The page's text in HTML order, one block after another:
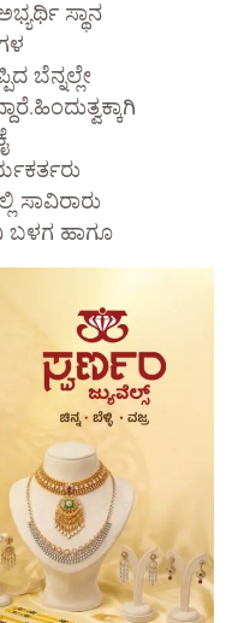
ಸ್ಥಾನ
ಬೆನ್ನಲ್ಲೇ
ಸಾವಿರಾರು
ಬಳಗ ಹಾಗೂ